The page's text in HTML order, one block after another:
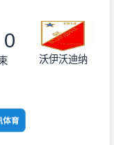
0
沃伊沃迪纳
体育